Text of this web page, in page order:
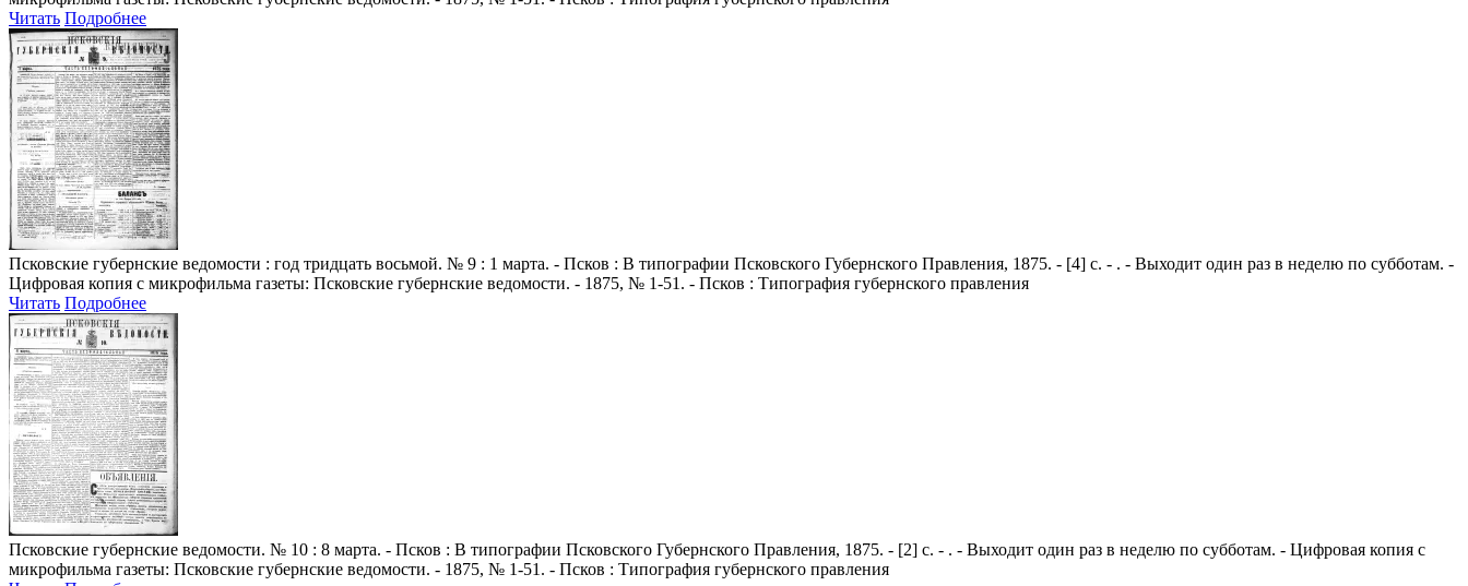
Читать Подробнее
Псковские губернские ведомости : год тридцать восьмой. № 9 : 1 марта. - Псков : В типографии Псковского Губернского Правления, 1875. - [4] с. - . - Выходит один раз в неделю по субботам. -
Цифровая копия с микрофильма газеты: Псковские губернские ведомости. - 1875, № 1-51. - Псков : Типография губернского правления
Читать Подробнее
Псковские губернские ведомости. № 10 : 8 марта. - Псков : В типографии Псковского Губернского Правления, 1875. - [2] с. - . - Выходит один раз в неделю по субботам. - Цифровая копия с
микрофильма газеты: Псковские губернские ведомости. - 1875, № 1-51. - Псков : Типография губернского правления